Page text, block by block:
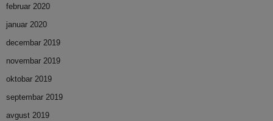
februar 2020
januar 2020
decembar 2019
novembar 2019
oktobar 2019
septembar 2019
avgust 2019